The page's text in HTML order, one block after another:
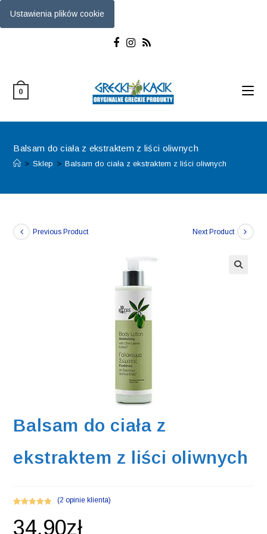
Ustawienia plików cookie
0
Balsam do ciała z ekstraktem z liści oliwnych
> Sklep > Balsam do ciała z ekstraktem z liści oliwnych
Previous Product Next Product
Balsam do ciała z
ekstraktem z liści oliwnych
5.00
na 5 na
(2 opinie klienta)
34,90zł